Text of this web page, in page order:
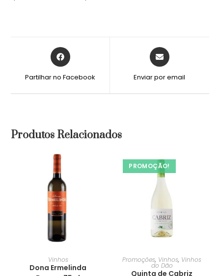
Partilhar no Facebook Enviar por email
Produtos Relacionados
Vinhos
Dona Ermelinda
PROMOÇÃO!
Promoções, Vinhos, Vinhos
do Dão
Quinta de Cabriz